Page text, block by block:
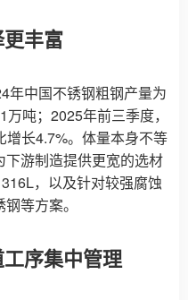
丰富
年中国不锈钢粗钢产量为
吨；2025年前三季度，
增长4.7%。体量本身不等
游制造提供更宽的选材
，以及针对较强腐蚀
等方案。
序集中管理